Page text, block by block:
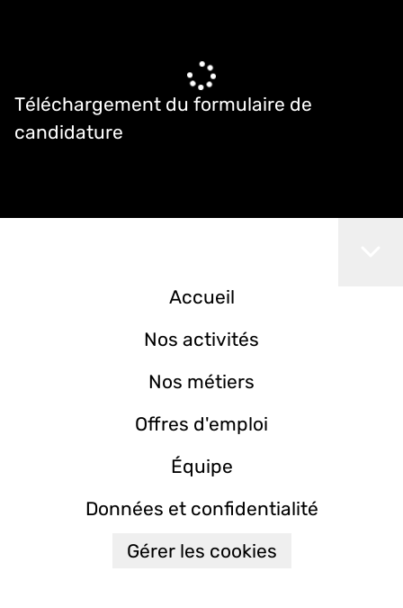
Téléchargement du formulaire de
candidature
Accueil
Nos activités
Nos métiers
Offres d'emploi
Équipe
Données et confidentialité
Gérer les cookies